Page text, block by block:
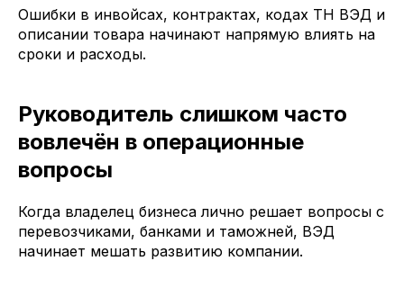
Ошибки в инвойсах, контрактах, кодах ТН ВЭД и
описании товара начинают напрямую влиять на
сроки и расходы.
Руководитель слишком часто
вовлечён в операционные
вопросы
Когда владелец бизнеса лично решает вопросы с
перевозчиками, банками и таможней, ВЭД
начинает мешать развитию компании.